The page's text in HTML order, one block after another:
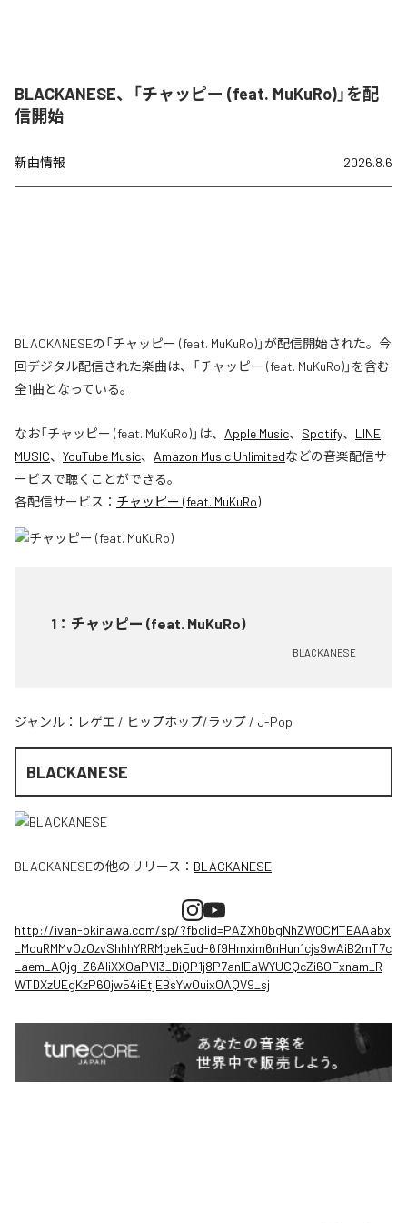
BLACKANESE、「チャッピー (feat. MuKuRo)」を配
信開始
新曲情報 2026.8.6
BLACKANESEの「チャッピー (feat. MuKuRo)」が配信開始された。今
回デジタル配信された楽曲は、「チャッピー (feat. MuKuRo)」を含む
全1曲となっている。
なお「チャッピー (feat. MuKuRo)」は、 Apple Music、 Spotify、 LINE
MUSIC、 YouTube Music、 Amazon Music Unlimitedなどの音楽配信サ
ービスで聴くことができる。
各配信サービス： チャッピー (feat. MuKuRo)
1 ： チャッピー (feat. MuKuRo)
BLACKANESE
ジャンル： レゲエ / ヒップホップ/ラップ / J-Pop
BLACKANESE
BLACKANESEの他のリリース： BLACKANESE
http://ivan-okinawa.com/sp/?fbclid=PAZXh0bgNhZW0CMTEAAabx
_MouRMMvOzOzvShhhYRRMpekEud-6f9Hmxim6nHun1cjs9wAiB2mT7c
_aem_AQjg-Z6AIiXXOaPVl3_DiQP1j8P7anlEaWYUCQcZi6OFxnam_R
WTDXzUEgKzP60jw54iEtjEBsYwOuixOAQV9_sj